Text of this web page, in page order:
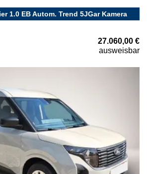
1.0 EB Autom. Trend 5JGar Kamera
27.060,00 €
ausweisbar